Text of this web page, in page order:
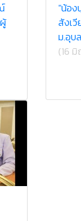
"น้อง
สังเ
ม.อุบ
(16